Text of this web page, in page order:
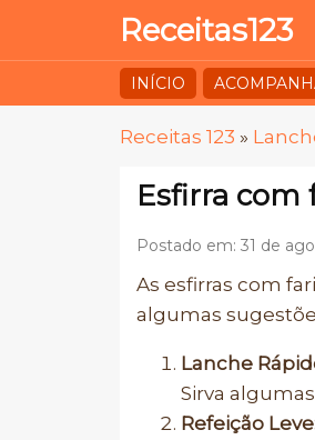
Receitas123
INÍCIO
Receitas 123 »
Esfirra com
Postado em: 31 de
As esfirras com
algumas
Lanche
Sirva
Refeição